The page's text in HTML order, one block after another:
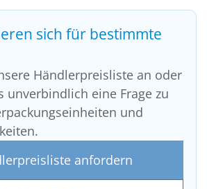
sich für bestimmte
Händlerpreisliste an oder
unverbindlich eine Frage zu
und
anfordern